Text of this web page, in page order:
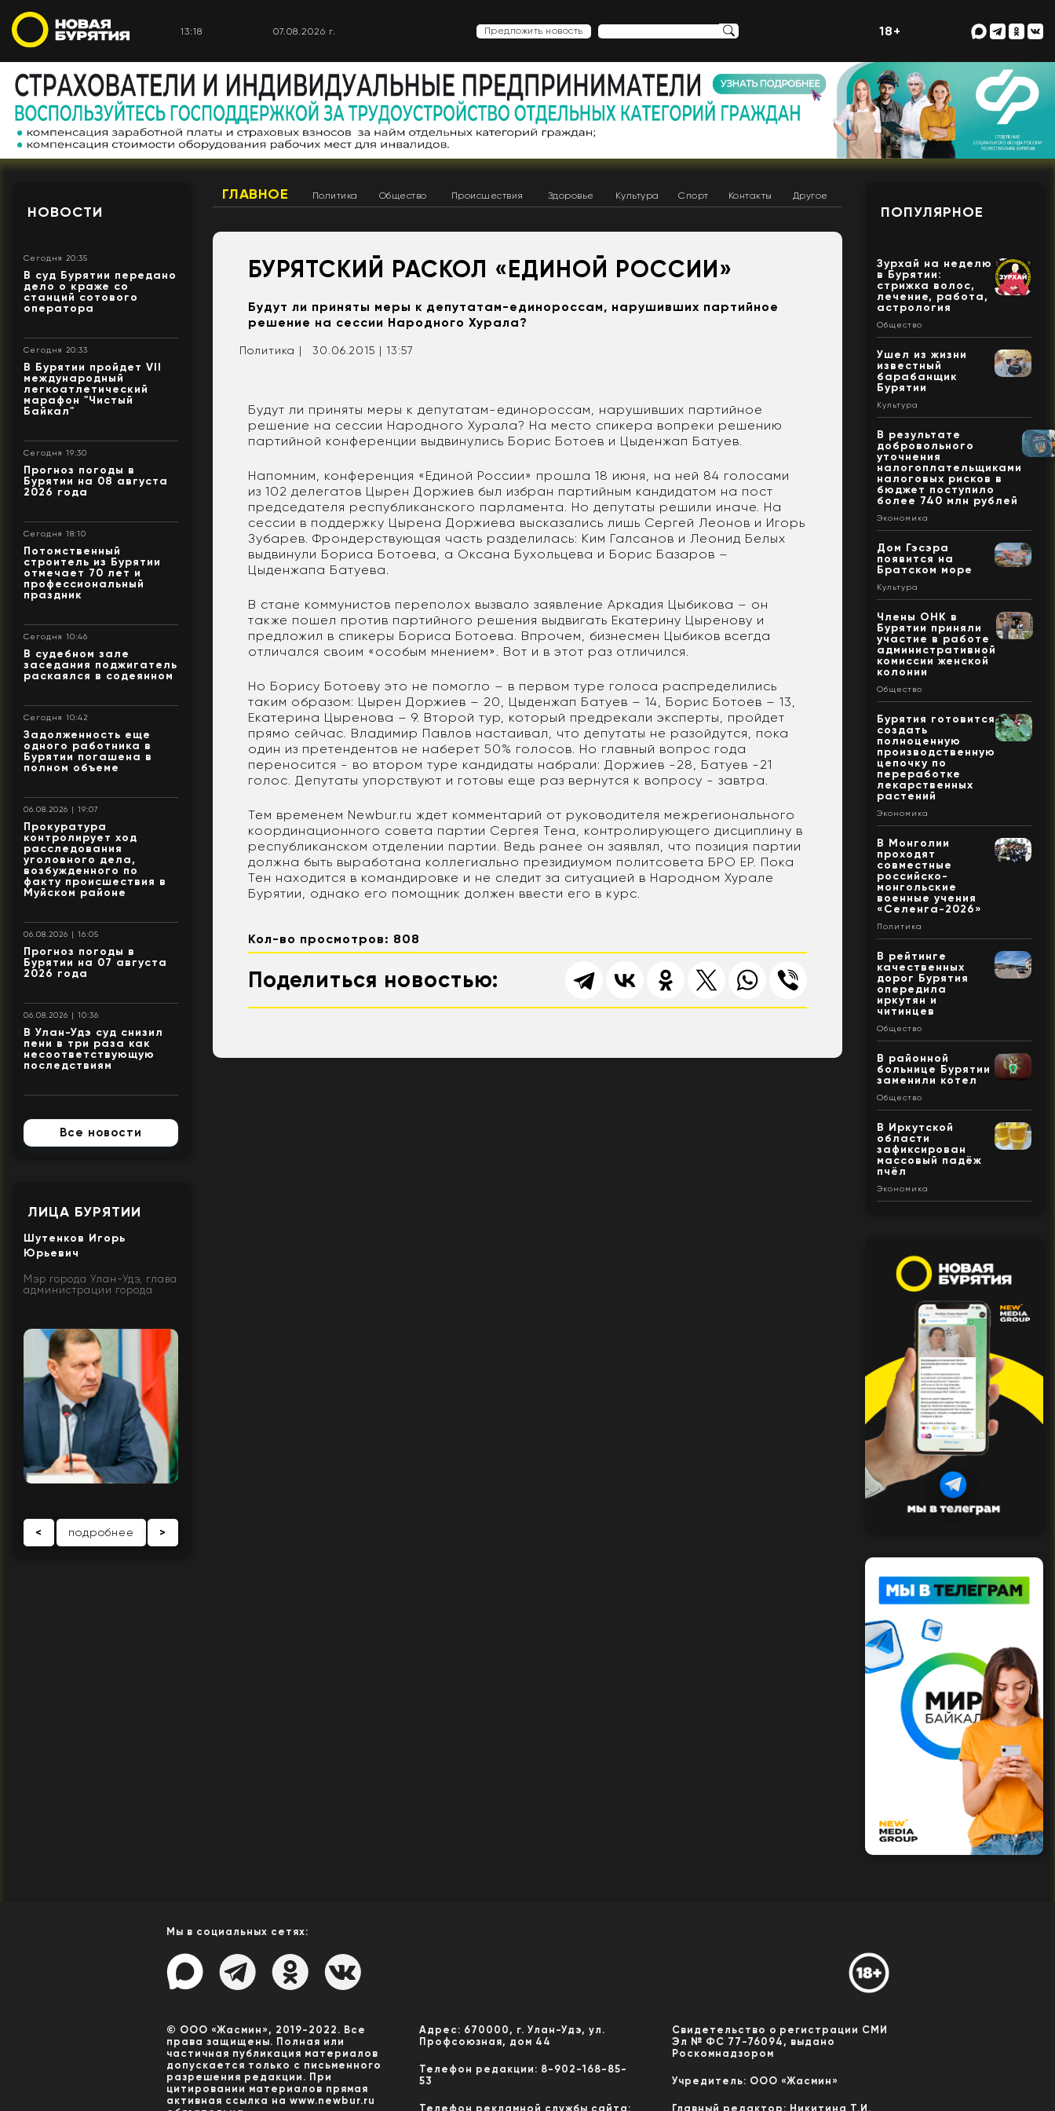
13:18 07.08.2026 г. Предложить новость 18+
НОВОСТИ
Сегодня 20:35
В суд Бурятии передано
дело о краже со
станций сотового
оператора
Сегодня 20:33
В Бурятии пройдет VII
международный
легкоатлетический
марафон "Чистый
Байкал"
Сегодня 19:30
Прогноз погоды в
Бурятии на 08 августа
2026 года
Сегодня 18:10
Потомственный
строитель из Бурятии
отмечает 70 лет и
профессиональный
праздник
Сегодня 10:46
В судебном зале
заседания поджигатель
раскаялся в содеянном
Сегодня 10:42
Задолженность еще
одного работника в
Бурятии погашена в
полном объеме
06.08.2026 | 19:07
Прокуратура
контролирует ход
расследования
уголовного дела,
возбужденного по
факту происшествия в
Муйском районе
06.08.2026 | 16:05
Прогноз погоды в
Бурятии на 07 августа
2026 года
06.08.2026 | 10:36
В Улан-Удэ суд снизил
пени в три раза как
несоответствующую
последствиям
Все новости
ЛИЦА БУРЯТИИ
Шутенков Игорь
Юрьевич
Мэр города Улан-Удэ, глава
администрации города
< подробнее >
ГЛАВНОЕ Политика Общество Происшествия Здоровье Культура Спорт Контакты Другое
​БУРЯТСКИЙ РАСКОЛ «ЕДИНОЙ РОССИИ»
Будут ли приняты меры к депутатам-единороссам, нарушивших партийное
решение на сессии Народного Хурала?
Политика | 30.06.2015 | 13:57
Будут ли приняты меры к депутатам-единороссам, нарушивших партийное
решение на сессии Народного Хурала? На место спикера вопреки решению
партийной конференции выдвинулись Борис Ботоев и Цыденжап Батуев.
Напомним, конференция «Единой России» прошла 18 июня, на ней 84 голосами
из 102 делегатов Цырен Доржиев был избран партийным кандидатом на пост
председателя республиканского парламента. Но депутаты решили иначе. На
сессии в поддержку Цырена Доржиева высказались лишь Сергей Леонов и Игорь
Зубарев. Фрондерствующая часть разделилась: Ким Галсанов и Леонид Белых
выдвинули Бориса Ботоева, а Оксана Бухольцева и Борис Базаров –
Цыденжапа Батуева.
В стане коммунистов переполох вызвало заявление Аркадия Цыбикова – он
также пошел против партийного решения выдвигать Екатерину Цыренову и
предложил в спикеры Бориса Ботоева. Впрочем, бизнесмен Цыбиков всегда
отличался своим «особым мнением». Вот и в этот раз отличился.
Но Борису Ботоеву это не помогло – в первом туре голоса распределились
таким образом: Цырен Доржиев – 20, Цыденжап Батуев – 14, Борис Ботоев – 13,
Екатерина Цыренова – 9. Второй тур, который предрекали эксперты, пройдет
прямо сейчас. Владимир Павлов настаивал, что депутаты не разойдутся, пока
один из претендентов не наберет 50% голосов. Но главный вопрос года
переносится - во втором туре кандидаты набрали: Доржиев -28, Батуев -21
голос. Депутаты упорствуют и готовы еще раз вернутся к вопросу - завтра.
Тем временем Newbur.ru ждет комментарий от руководителя межрегионального
координационного совета партии Сергея Тена, контролирующего дисциплину в
республиканском отделении партии. Ведь ранее он заявлял, что позиция партии
должна быть выработана коллегиально президиумом политсовета БРО ЕР. Пока
Тен находится в командировке и не следит за ситуацией в Народном Хурале
Бурятии, однако его помощник должен ввести его в курс.
Кол-во просмотров: 808
Поделиться новостью:
ПОПУЛЯРНОЕ
Зурхай на неделю
в Бурятии:
стрижка волос,
лечение, работа,
астрология
Общество
Ушел из жизни
известный
барабанщик
Бурятии
Культура
В результате
добровольного
уточнения
налогоплательщиками
налоговых рисков в
бюджет поступило
более 740 млн рублей
Экономика
Дом Гэсэра
появится на
Братском море
Культура
Члены ОНК в
Бурятии приняли
участие в работе
административной
комиссии женской
колонии
Общество
Бурятия готовится
создать
полноценную
производственную
цепочку по
переработке
лекарственных
растений
Экономика
В Монголии
проходят
совместные
российско-
монгольские
военные учения
«Селенга-2026»
Политика
В рейтинге
качественных
дорог Бурятия
опередила
иркутян и
читинцев
Общество
В районной
больнице Бурятии
заменили котел
Общество
В Иркутской
области
зафиксирован
массовый падёж
пчёл
Экономика
Мы в социальных сетях:
© ООО «Жасмин», 2019-2022. Все
права защищены. Полная или
частичная публикация материалов
допускается только с письменного
разрешения редакции. При
цитировании материалов прямая
активная ссылка на www.newbur.ru
Адрес: 670000, г. Улан-Удэ, ул.
Профсоюзная, дом 44
Телефон редакции: 8-902-168-85-
53
Телефон рекламной службы сайта:
Свидетельство о регистрации СМИ
Эл № ФС 77-76094, выдано
Роскомнадзором
Учредитель: ООО «Жасмин»
Главный редактор: Никитина Т.И.